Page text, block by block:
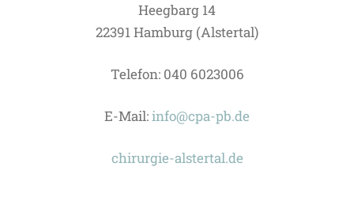
Heegbarg 14
22391 Hamburg (Alstertal)
Telefon: 040 6023006
E-Mail:info@cpa-pb.de
chirurgie-alstertal.de